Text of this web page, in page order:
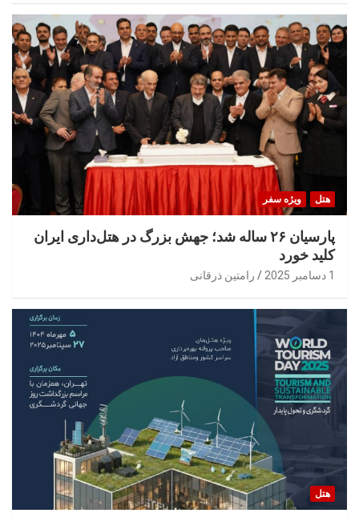
هتل ویژه سفر
پارسیان ۲۶ ساله شد؛ جهش بزرگ در هتل‌داری ایران
کلید خورد
1 دسامبر 2025 رامتین ذرقانی
هتل